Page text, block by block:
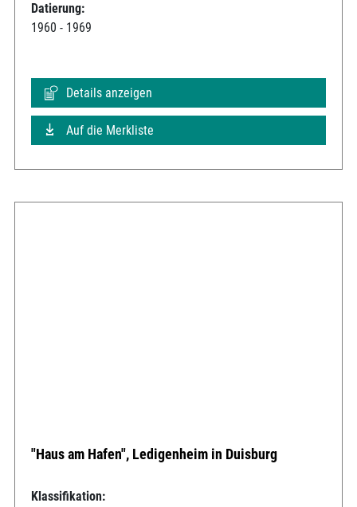
Datierung:
1960 - 1969
Details anzeigen
Auf die Merkliste
"Haus am Hafen", Ledigenheim in Duisburg
Klassifikation: